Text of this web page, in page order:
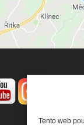
Tento web